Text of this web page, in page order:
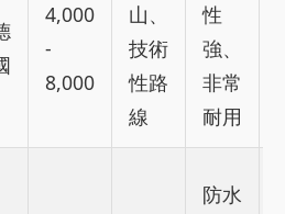
4,000
-
8,000
山、
技術
性路
線
性
強、
非常
耐用
防水